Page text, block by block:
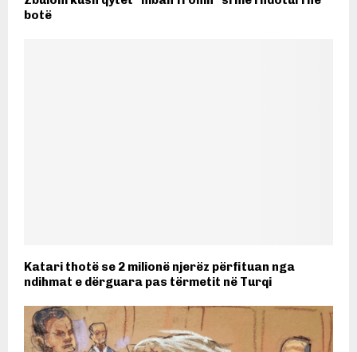
botë
Katari thotë se 2 milionë njerëz përfituan nga
ndihmat e dërguara pas tërmetit në Turqi